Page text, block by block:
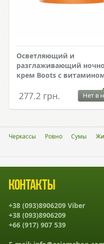
Осветляющий и
разглаживающий
крем Boots с
277.2 грн. Нет в
Черкассы Ровно Сумы
Контакты
+38 (093)8906209 Viber
+38 (093)8906209
+66 (917) 907 539